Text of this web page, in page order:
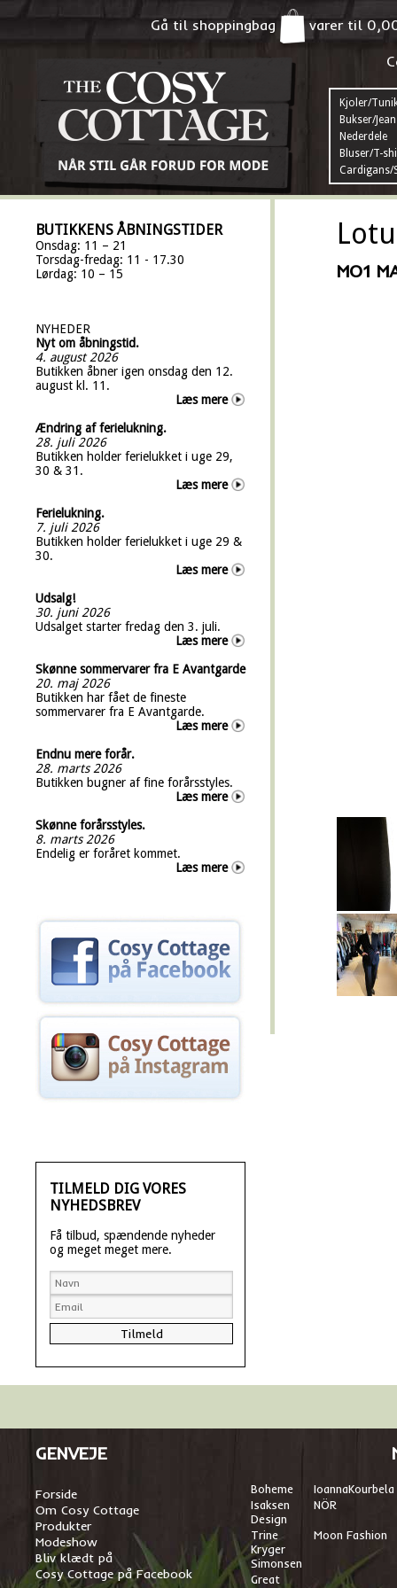
Gå til shoppingbag varer til
Kjoler/
Bukser/
Nederdele
Bluser/T-
Cardigans/
BUTIKKENS ÅBNINGSTIDER
Onsdag: 11 – 21
Torsdag-fredag: 11 - 17.30
Lørdag: 10 – 15
NYHEDER
Nyt om åbningstid.
4. august 2026
Butikken åbner igen onsdag den 12.
august kl. 11.
Læs mere
Ændring af ferielukning.
28. juli 2026
Butikken holder ferielukket i uge 29,
30 & 31.
Læs mere
Ferielukning.
7. juli 2026
Butikken holder ferielukket i uge 29 &
30.
Læs mere
Udsalg!
30. juni 2026
Udsalget starter fredag den 3. juli.
Læs mere
Skønne sommervarer fra E Avantgarde
20. maj 2026
Butikken har fået de fineste
sommervarer fra E Avantgarde.
Læs mere
Endnu mere forår.
28. marts 2026
Butikken bugner af fine forårsstyles.
Læs mere
Skønne forårsstyles.
8. marts 2026
Endelig er foråret kommet.
Læs mere
TILMELD DIG VORES
NYHEDSBREV
Få tilbud, spændende nyheder
og meget meget mere.
MO1
GENVEJE
Forside
Om Cosy Cottage
Produkter
Modeshow
Bliv klædt på
Cosy Cottage på Facebook
Boheme IoannaKourbela
Isaksen
Design
NÖR
Trine
Kryger
Simonsen
Moon Fashion
Great